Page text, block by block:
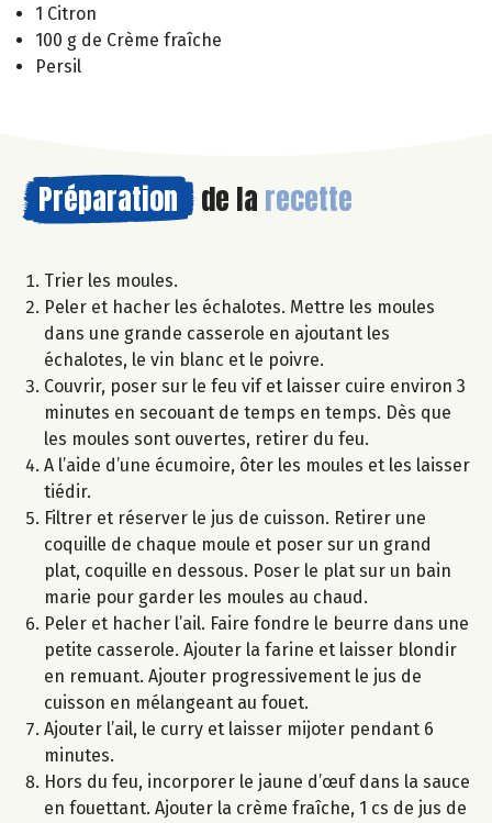
1 Citron
100 g de Crème fraîche
Persil
Préparation de la recette
Trier les moules.
Peler et hacher les échalotes. Mettre les moules
dans une grande casserole en ajoutant les
échalotes, le vin blanc et le poivre.
Couvrir, poser sur le feu vif et laisser cuire environ 3
minutes en secouant de temps en temps. Dès que
les moules sont ouvertes, retirer du feu.
A l’aide d’une écumoire, ôter les moules et les laisser
tiédir.
Filtrer et réserver le jus de cuisson. Retirer une
coquille de chaque moule et poser sur un grand
plat, coquille en dessous. Poser le plat sur un bain
marie pour garder les moules au chaud.
Peler et hacher l’ail. Faire fondre le beurre dans une
petite casserole. Ajouter la farine et laisser blondir
en remuant. Ajouter progressivement le jus de
cuisson en mélangeant au fouet.
Ajouter l’ail, le curry et laisser mijoter pendant 6
minutes.
Hors du feu, incorporer le jaune d’œuf dans la sauce
en fouettant. Ajouter la crème fraîche, 1 cs de jus de